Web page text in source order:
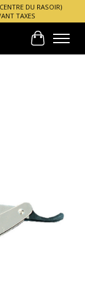
DU RASOIR)
TAXES
Panier